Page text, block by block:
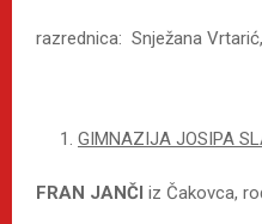
razrednica: Snježana
GIMNAZIJA JOSIPA
FRAN JANČI iz Čakovca,